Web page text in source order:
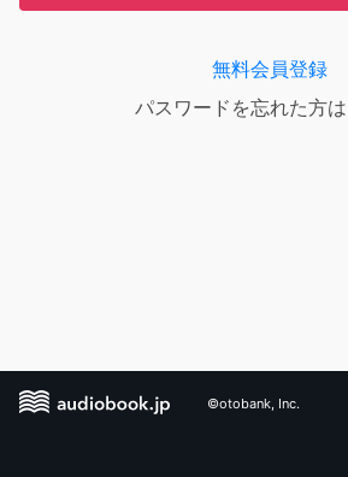
無料会員登録
パスワードを忘れた方は
©otobank, Inc.